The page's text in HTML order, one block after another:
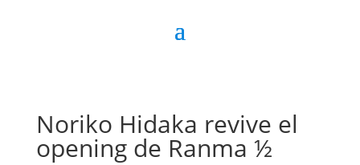
Noriko Hidaka revive el
opening de Ranma ½